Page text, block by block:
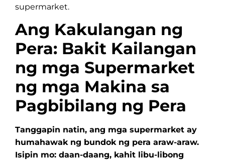
supermarket.
Ang Kakulangan ng
Pera: Bakit Kailangan
ng mga Supermarket
ng mga Makina sa
Pagbibilang ng Pera
Tanggapin natin, ang mga supermarket ay
humahawak ng bundok ng pera araw-araw.
Isipin mo: daan-daang, kahit libu-libong